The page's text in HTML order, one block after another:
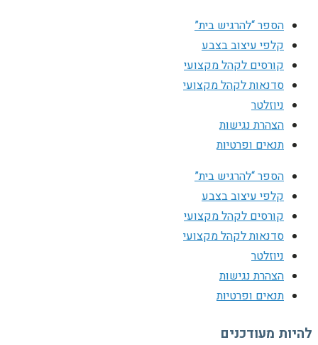
הספר “להרגיש בית”
קלפי עיצוב בצבע
קורסים לקהל מקצועי
סדנאות לקהל מקצועי
ניוזלטר
הצהרת נגישות
תנאים ופרטיות
הספר “להרגיש בית”
קלפי עיצוב בצבע
קורסים לקהל מקצועי
סדנאות לקהל מקצועי
ניוזלטר
הצהרת נגישות
תנאים ופרטיות
להיות מעודכנים